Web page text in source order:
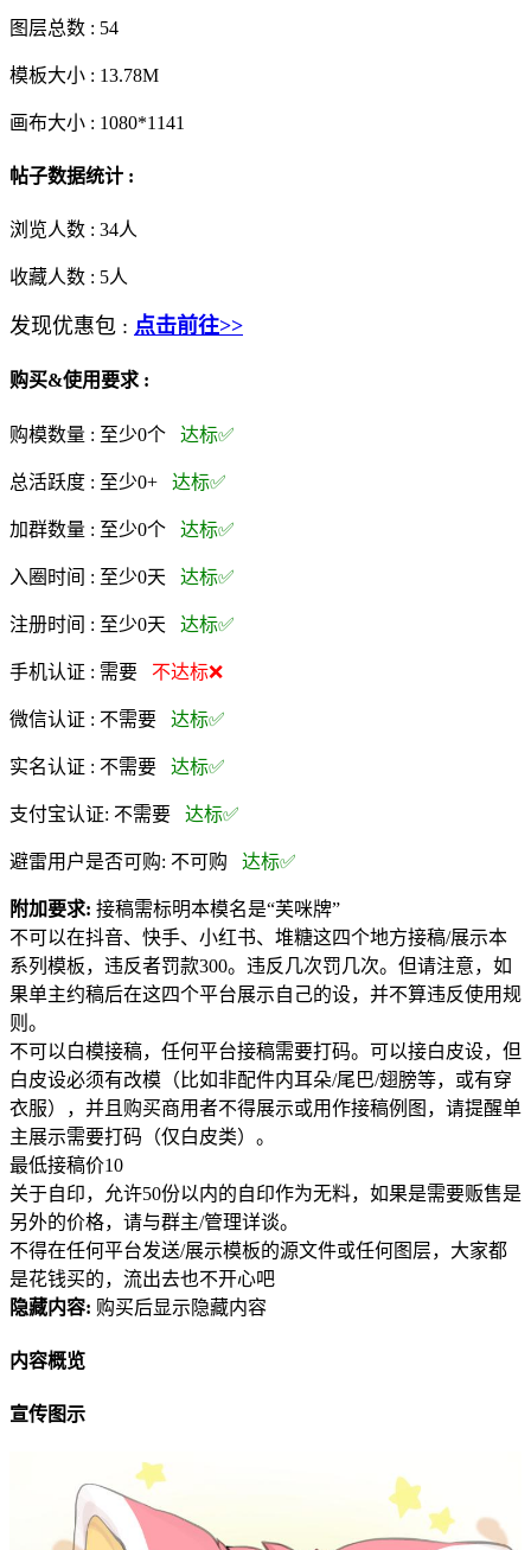
图层总数 : 54
模板大小 : 13.78M
画布大小 : 1080*1141
帖子数据统计 :
浏览人数 : 34人
收藏人数 : 5人
发现优惠包 : 点击前往>>
购买&使用要求 :
购模数量 : 至少0个 达标✅
总活跃度 : 至少0+ 达标✅
加群数量 : 至少0个 达标✅
入圈时间 : 至少0天 达标✅
注册时间 : 至少0天 达标✅
手机认证 : 需要 不达标❌
微信认证 : 不需要 达标✅
实名认证 : 不需要 达标✅
支付宝认证: 不需要 达标✅
避雷用户是否可购: 不可购 达标✅
附加要求: 接稿需标明本模名是“芙咪牌”
不可以在抖音、快手、小红书、堆糖这四个地方接稿/展示本
系列模板，违反者罚款300。违反几次罚几次。但请注意，如
果单主约稿后在这四个平台展示自己的设，并不算违反使用规
则。
不可以白模接稿，任何平台接稿需要打码。可以接白皮设，但
白皮设必须有改模（比如非配件内耳朵/尾巴/翅膀等，或有穿
衣服），并且购买商用者不得展示或用作接稿例图，请提醒单
主展示需要打码（仅白皮类）。
最低接稿价10
关于自印，允许50份以内的自印作为无料，如果是需要贩售是
另外的价格，请与群主/管理详谈。
不得在任何平台发送/展示模板的源文件或任何图层，大家都
是花钱买的，流出去也不开心吧
隐藏内容: 购买后显示隐藏内容
内容概览
宣传图示